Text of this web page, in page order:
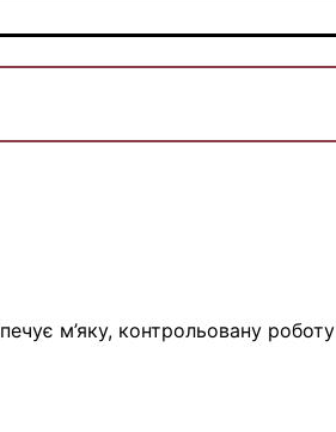
м’яку, контрольовану роботу